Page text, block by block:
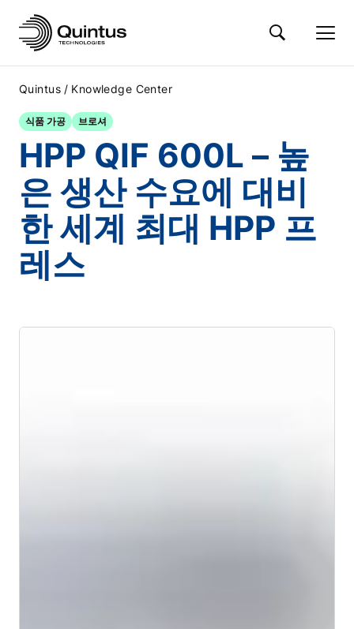
Quintus / Knowledge Center
식품 가공 브로셔
HPP QIF 600L – 높
은 생산 수요에 대비
한 세계 최대 HPP 프
레스